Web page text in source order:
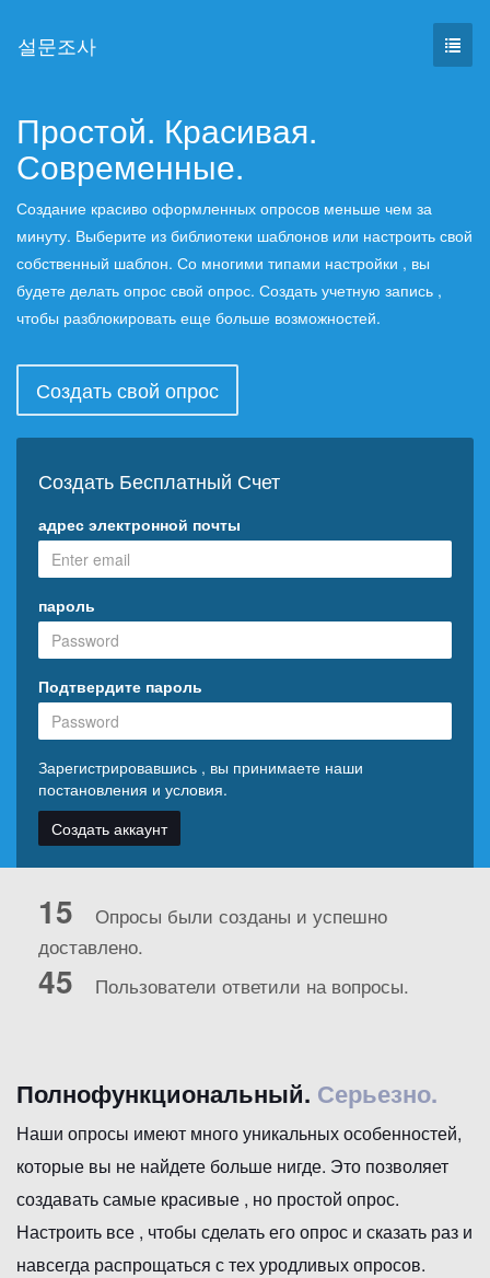
설문조사
Простой. Красивая.
Современные.
Создание красиво оформленных опросов меньше чем за
минуту. Выберите из библиотеки шаблонов или настроить свой
​​собственный шаблон. Со многими типами настройки , вы
будете делать опрос свой ​​опрос. Создать учетную запись ,
чтобы разблокировать еще больше возможностей.
Создать свой опрос
Создать Бесплатный Счет
адрес электронной почты
пароль
Подтвердите пароль
Зарегистрировавшись , вы принимаете наши
постановления и условия.
Создать аккаунт
15
Опросы были созданы и успешно
доставлено.
45 Пользователи ответили на вопросы.
Полнофункциональный. Серьезно.
Наши опросы имеют много уникальных особенностей,
которые вы не найдете больше нигде. Это позволяет
создавать самые красивые , но простой опрос.
Настроить все , чтобы сделать его опрос и сказать раз и
навсегда распрощаться с тех уродливых опросов.